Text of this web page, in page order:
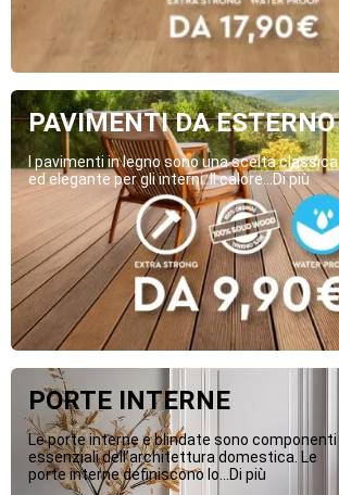
PAVIMENTI DA ESTERNO
I pavimenti in legno sono una scelta classica
ed elegante per gli interni. Il calore...Di più
PORTE INTERNE
Le porte interne e blindate sono componenti
essenziali dell’architettura domestica. Le
porte interne definiscono lo...Di più